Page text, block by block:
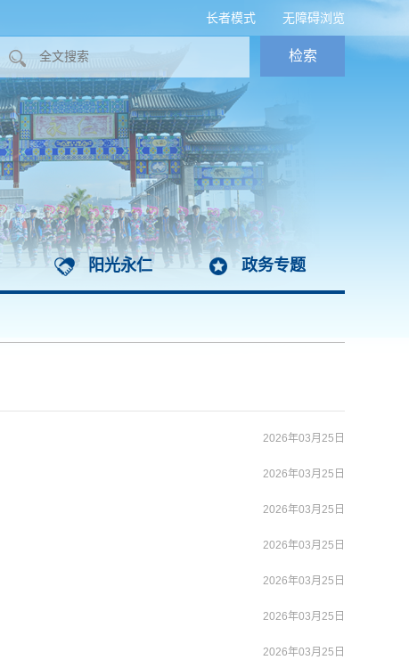
无障碍浏览
长者模式
阳光永仁 政务专题
2026年03月25日
2026年03月25日
2026年03月25日
2026年03月25日
2026年03月25日
2026年03月25日
2026年03月25日